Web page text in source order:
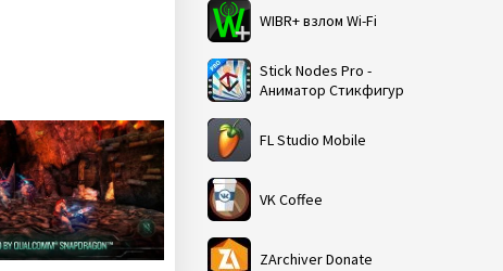
WIBR+ взлом Wi-Fi
Stick Nodes Pro -
Аниматор Стикфигур
FL Studio Mobile
VK Coffee
ZArchiver Donate